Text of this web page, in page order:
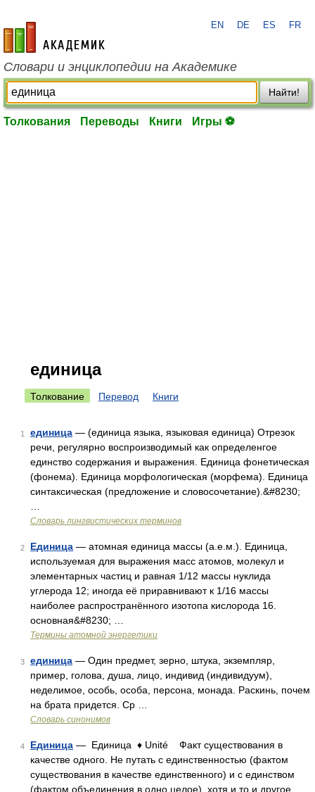
academic.ru
EN DE ES FR
Словари и энциклопедии на Академике
Найти!
Толкования Переводы Книги Игры ⚽
единица
Толкование Перевод Книги
1 единица — (единица языка, языковая единица) Отрезок
речи, регулярно воспроизводимый как определенгое
единство содержания и выражения. Единица фонетическая
(фонема). Единица морфологическая (морфема). Единица
синтаксическая (предложение и словосочетание).&#8230;
Словарь лингвистических терминов
2 Единица — атомная единица массы (а.е.м.). Единица,
используемая для выражения масс атомов, молекул и
элементарных частиц и равная 1/12 массы нуклида
углерода 12; иногда её приравнивают к 1/16 массы
наиболее распространённого изотопа кислорода 16.
основная&#8230; …
Термины атомной энергетики
3 единица — Один предмет, зерно, штука, экземпляр,
пример, голова, душа, лицо, индивид (индивидуум),
неделимое, особь, особа, персона, монада. Раскинь, почем
на брата придется. Ср …
Словарь синонимов
4 Единица — Единица ♦ Unité Факт существования в
качестве одного. Не путать с единственностью (фактом
существования в качестве единственного) и c единством
(фактом объединения в одно целое), хотя и то и другое